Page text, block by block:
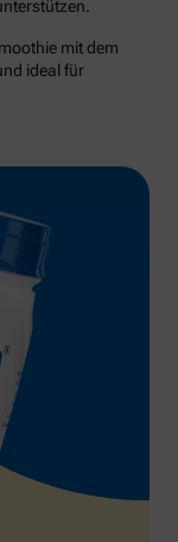
mit dem
ideal für